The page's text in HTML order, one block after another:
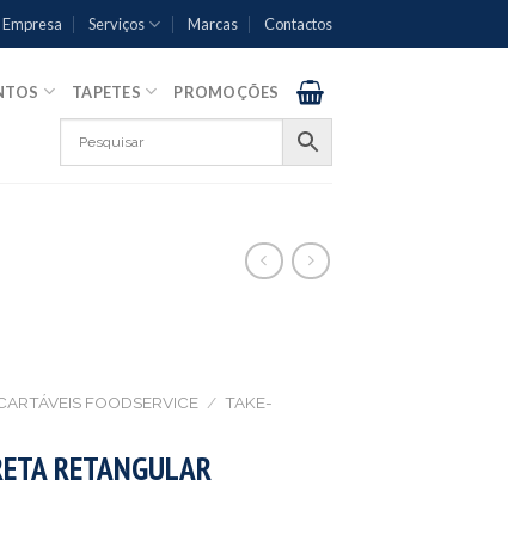
Empresa Serviços Marcas Contactos
TAPETES PROMOÇÕES
FOODSERVICE / TAKE-
RETANGULAR